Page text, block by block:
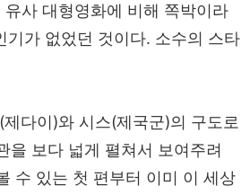
사 대형영화에 비해 쪽박이라
기가 없었던 것이다. 소수의 스타
(제다이)와 시스(제국군)의 구도로
을 보다 넓게 펼쳐서 보여주려
수 있는 첫 편부터 이미 이 세상